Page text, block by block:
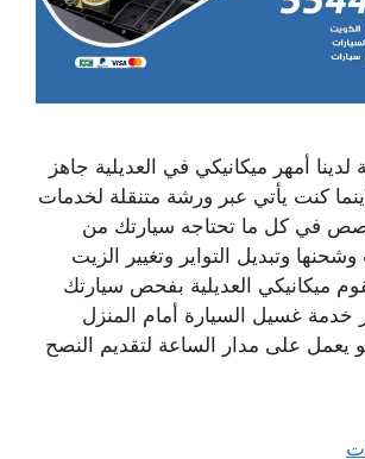
لدينا أمهر ميكانيكي في العديلية جاهز
كنت يأتي عبر ورشة متنقلة لخدمات
في كل ما تحتاجه سيارتك من
وشحنها وتبديل التواير وتغيير الزيت
ميكانيكي العديلية بفحص سيارتك
خدمة غسيل السيارة أمام المنزل
يعمل على مدار الساعة لتقديم النصح